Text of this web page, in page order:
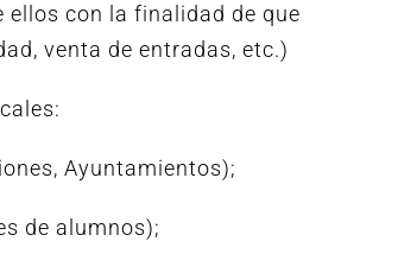
ellos con la finalidad de que
venta de entradas, etc.)
Ayuntamientos);
de alumnos);